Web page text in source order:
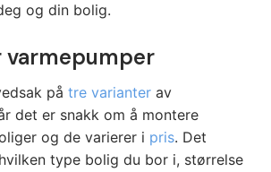
og din bolig.
varmepumper
på tre varianter av
det er snakk om å montere
og de varierer i pris. Det
type bolig du bor i, størrelse